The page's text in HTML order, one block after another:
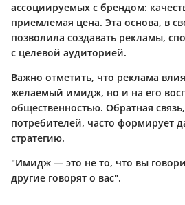
ассоциируемых с брендом:
приемлемая цена. Эта основа, в
позволила создавать рекламы,
с целевой аудиторией.
Важно отметить, что реклама
желаемый имидж, но и на его
общественностью. Обратная
потребителей, часто формирует
стратегию.
"Имидж — это не то, что вы
другие говорят о вас".